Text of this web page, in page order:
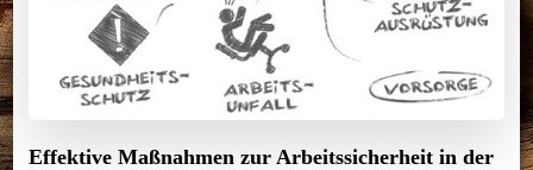
Effektive Maßnahmen zur Arbeitssicherheit in der